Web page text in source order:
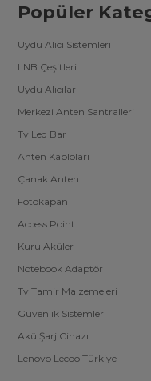
Popüler
Uydu Alıcı Sistemleri
LNB Çeşitleri
Uydu Alıcılar
Merkezi Anten Santralleri
Tv Led Bar
Anten Kabloları
Çanak Anten
Fotokapan
Access Point
Kuru Aküler
Notebook Adaptör
Tv Tamir Malzemeleri
Güvenlik Sistemleri
Akü Şarj Cihazı
Lenovo Lecoo Türkiye